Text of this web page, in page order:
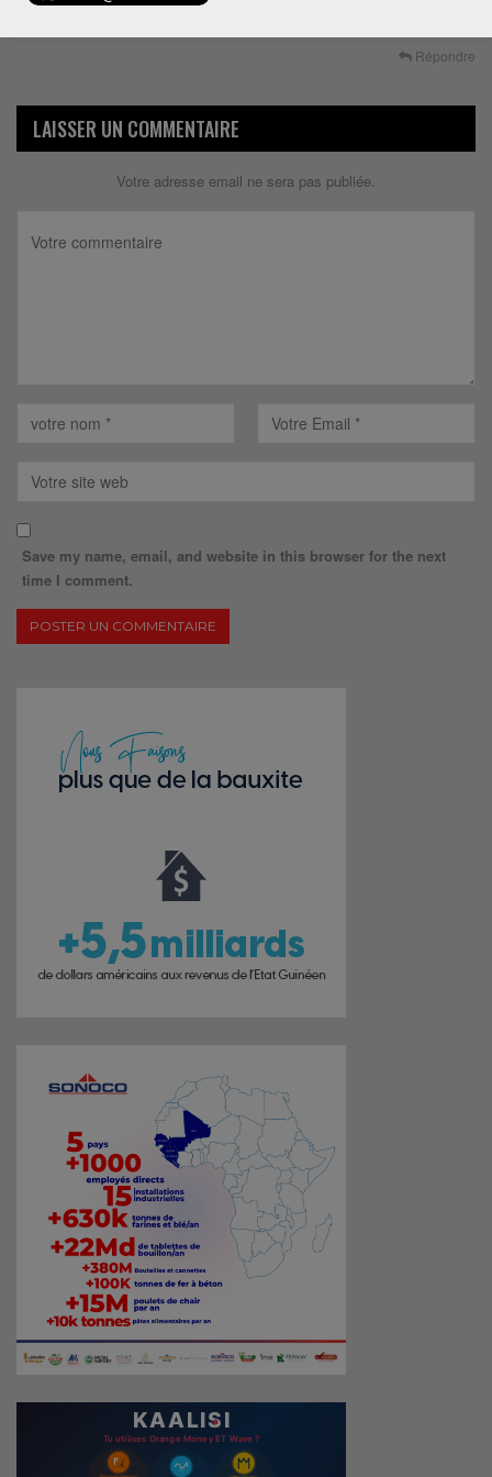
Répondre
LAISSER UN COMMENTAIRE
Votre adresse email ne sera pas publiée.
Save my name, email, and website in this browser for the next
time I comment.